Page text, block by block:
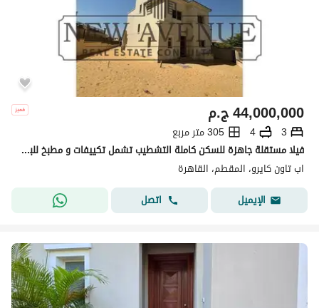
ج.م44,000,000
3
4
305 متر مربع
فيلا مستقلة جاهزة للسكن كاملة التشطيب تشمل تكييفات و مطبخ للبيع في أب تاون كايرو المقطم Uptown Cairo من تطوير إعمار مصر
اب تاون كايرو، المقطم، القاهرة
الإيميل
اتصل